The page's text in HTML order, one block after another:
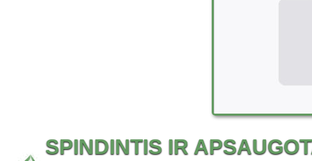
SPINDINTIS IR